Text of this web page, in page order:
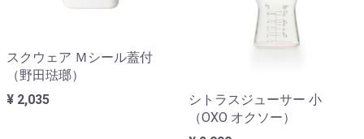
スクウェア Ｍシール蓋付
（野田琺瑯）
¥ 2,035
シトラスジューサー 小
（OXO オクソー）